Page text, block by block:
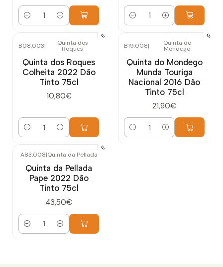
Quantidade Quantidade
B08.003| Quinta dos
Roques
Quinta dos Roques
Colheita 2022 Dão
Tinto 75cl
10,80€
Quantidade
B19.008| Quinta do
Mondego
Quinta do Mondego
Munda Touriga
Nacional 2016 Dão
Tinto 75cl
21,90€
Quantidade
A83.008|Quinta da Pellada
Quinta da Pellada
Pape 2022 Dão
Tinto 75cl
43,50€
Quantidade